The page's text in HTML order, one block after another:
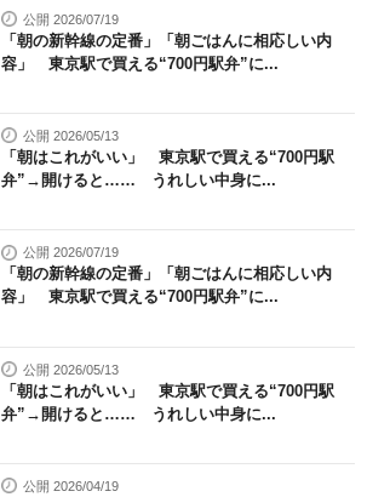
公開 2026/07/19
「朝の新幹線の定番」「朝ごはんに相応しい内
容」 東京駅で買える“700円駅弁”に...
公開 2026/05/13
「朝はこれがいい」 東京駅で買える“700円駅
弁”→開けると…… うれしい中身に...
公開 2026/07/19
「朝の新幹線の定番」「朝ごはんに相応しい内
容」 東京駅で買える“700円駅弁”に...
公開 2026/05/13
「朝はこれがいい」 東京駅で買える“700円駅
弁”→開けると…… うれしい中身に...
公開 2026/04/19